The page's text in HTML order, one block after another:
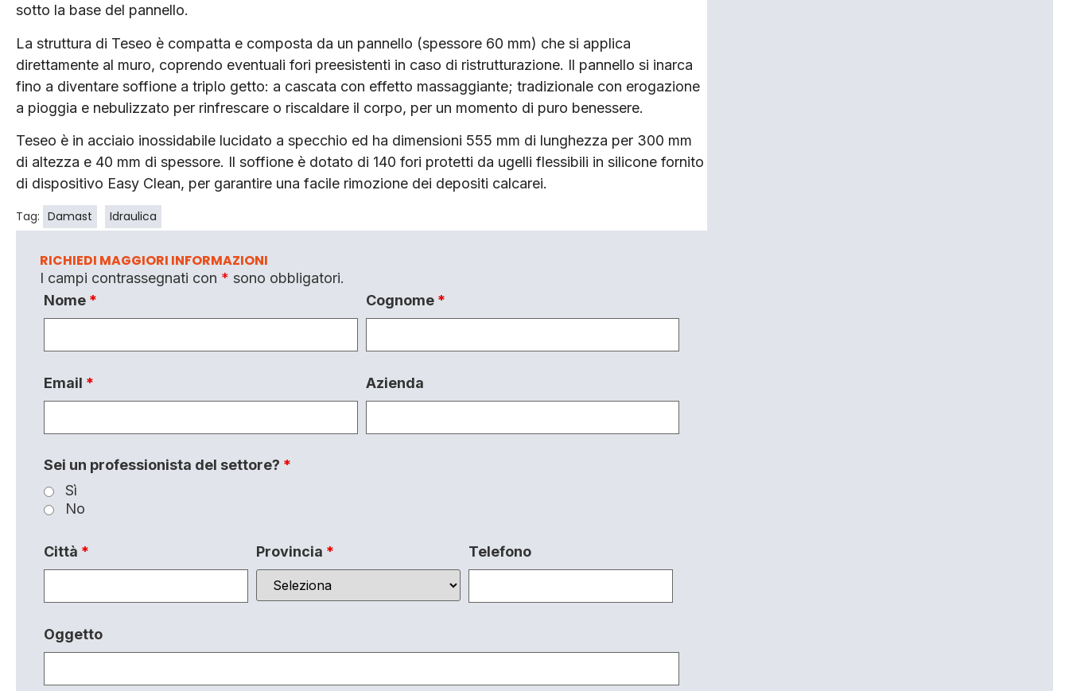
sotto la base del pannello.
La struttura di Teseo è compatta e composta da un pannello (spessore 60 mm) che si applica
direttamente al muro, coprendo eventuali fori preesistenti in caso di ristrutturazione. Il pannello si inarca
fino a diventare soffione a triplo getto: a cascata con effetto massaggiante; tradizionale con erogazione
a pioggia e nebulizzato per rinfrescare o riscaldare il corpo, per un momento di puro benessere.
Teseo è in acciaio inossidabile lucidato a specchio ed ha dimensioni 555 mm di lunghezza per 300 mm
di altezza e 40 mm di spessore. Il soffione è dotato di 140 fori protetti da ugelli flessibili in silicone fornito
di dispositivo Easy Clean, per garantire una facile rimozione dei depositi calcarei.
Tag: Damast Idraulica
RICHIEDI MAGGIORI INFORMAZIONI
I campi contrassegnati con * sono obbligatori.
Nome * Cognome *
Email * Azienda
Sei un professionista del settore? *
Sì
No
Città * Provincia * Telefono
Oggetto